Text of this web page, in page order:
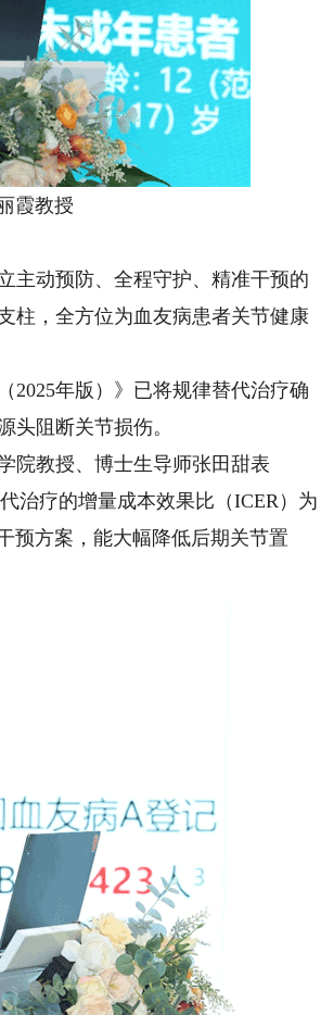
霞教授
动预防、全程守护、精准干预的
柱，全方位为血友病患者关节健康
年版）》已将规律替代治疗确
头阻断关节损伤。
教授、博士生导师张田甜表
治疗的增量成本效果比（ICER）为
预方案，能大幅降低后期关节置